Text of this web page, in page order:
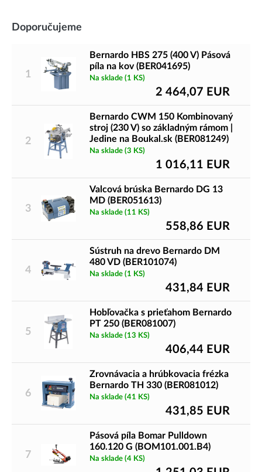
Tvarovacie stroje
3D tlačiarne a príslušenstvo
Drevoobrábacie stroje
Drevoobrábacie stroje používajú strojestolári a tesári. Nájdete tu
píly na drevo, brúsky na drevo a frézky na drevo a mnoho
Kovoobrábacie stroje
Kovoobrábacie stroje využívajú zámočníci a iní kovoobrábači.
Nájdete tu:
Frézy
Tvarovacie stroje
Tvarovacie stroje nachádzajú uplatnenie v karosárňach a na
stavbách. Patria sem lisovacie stroje, strojové nožnice, ohýbačky a
3D tlačiarne a príslušenstvo
Tu nájdeme čoraz obľúbenejšie 3D tlačiarne a skenery.
Výukové stroje na CNC obrábanie
Výukové stroje na CNC obrábanie sú vhodné pre strojárov.
Doporučujeme
1
Bernardo HBS 275 (400 V) Pásová
píla na kov (BER041695)
Na sklade (1 KS)
2 464,07 EUR
2
Bernardo CWM 150 Kombinovaný
stroj (230 V) so základným rámom |
Jedine na Boukal.sk (BER081249)
Na sklade (3 KS)
1 016,11 EUR
3
Valcová brúska Bernardo DG 13
MD (BER051613)
Na sklade (11 KS)
558,86 EUR
4
Sústruh na drevo Bernardo DM
480 VD (BER101074)
Na sklade (1 KS)
431,84 EUR
5
Hobľovačka s prieťahom Bernardo
PT 250 (BER081007)
Na sklade (13 KS)
406,44 EUR
6
Zrovnávacia a hrúbkovacia frézka
Bernardo TH 330 (BER081012)
Na sklade (41 KS)
431,85 EUR
7
Pásová píla Bomar Pulldown
160.120 G (BOM101.001.B4)
Na sklade (4 KS)